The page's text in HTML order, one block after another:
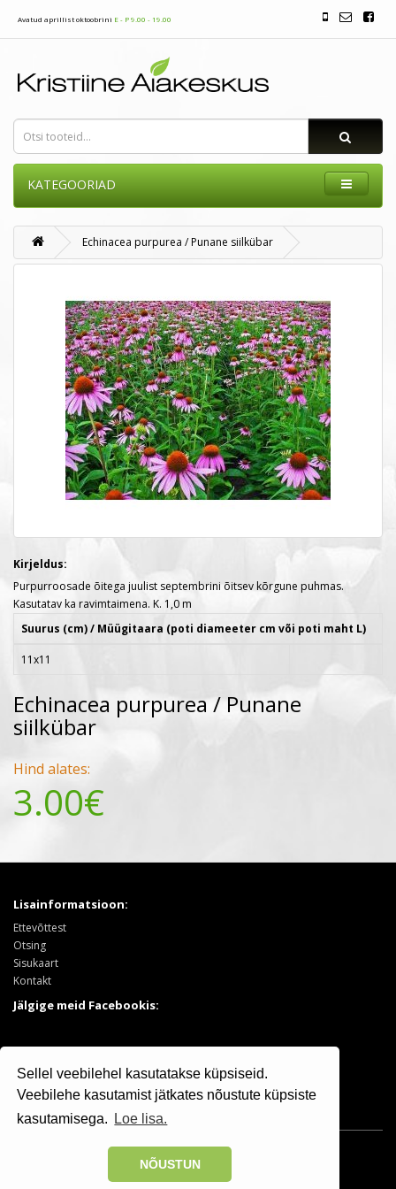
Sellel veebilehel kasutatakse küpsiseid.
Veebilehe kasutamist jätkates nõustute küpsiste
kasutamisega.
Loe lisa.
NÕUSTUN
Avatud aprillist oktoobrini E - P 9.00 - 19.00
KATEGOORIAD
Echinacea purpurea / Punane siilkübar
Kirjeldus:
Purpurroosade õitega juulist septembrini õitsev kõrgune puhmas.
Kasutatav ka ravimtaimena. K. 1,0 m
Suurus (cm) / Müügitaara (poti diameeter cm või poti maht L)
11x11
Echinacea purpurea / Punane
siilkübar
3.00€
Hind alates:
Lisainformatsioon:
Ettevõttest
Otsing
Sisukaart
Kontakt
Jälgige meid Facebookis:
Puukool
Sooduspakkumised
Osaühing Kristiine Puukool © 2025 | +372 506 7799